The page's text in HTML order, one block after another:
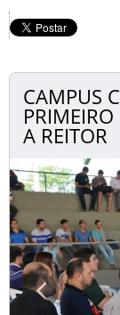
CAMPUS
A REITOR